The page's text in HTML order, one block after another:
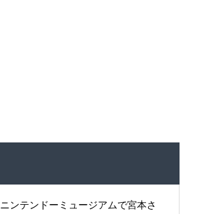
ニンテンドーミュージアムで宮本さ